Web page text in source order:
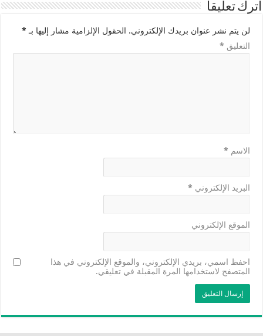
اترك تعليقاً
لن يتم نشر عنوان بريدك الإلكتروني. الحقول الإلزامية مشار إليها بـ *
التعليق *
الاسم *
البريد الإلكتروني *
الموقع الإلكتروني
احفظ اسمي، بريدي الإلكتروني، والموقع الإلكتروني في هذا
المتصفح لاستخدامها المرة المقبلة في تعليقي.